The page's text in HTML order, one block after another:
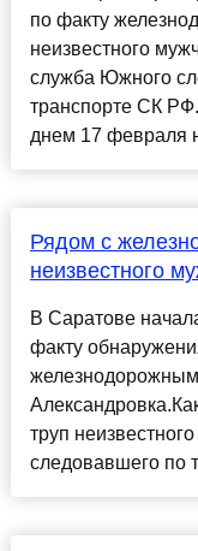
по факту
неизвестного
служба Южного
транспорте СК
днем 17 февраля
Рядом с
неизвестного
В Саратове
факту
труп
следовавшего по